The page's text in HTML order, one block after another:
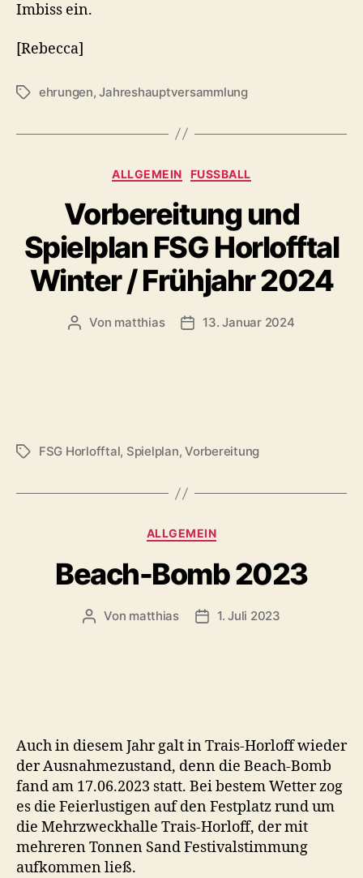
Imbiss ein.
[Rebecca]
Schlagwörter
ehrungen,Jahreshauptversammlung
Kategorien
ALLGEMEIN FUSSBALL
Vorbereitung und
Spielplan FSG Horlofftal
Winter / Frühjahr 2024
Beitragsautor
Von matthias Veröffentlichungsdatum
13. Januar 2024
Schlagwörter
FSG Horlofftal, Spielplan,Vorbereitung
Kategorien
ALLGEMEIN
Beach-Bomb 2023
Beitragsautor
Von matthias Veröffentlichungsdatum
1. Juli 2023
Auch in diesem Jahr galt in Trais-Horloff wieder
der Ausnahmezustand, denn die Beach-Bomb
fand am 17.06.2023 statt. Bei bestem Wetter zog
es die Feierlustigen auf den Festplatz rund um
die Mehrzweckhalle Trais-Horloff, der mit
mehreren Tonnen Sand Festivalstimmung
aufkommen ließ.